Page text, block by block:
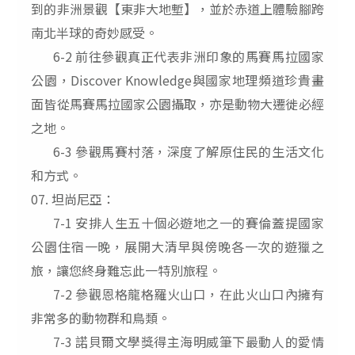
到的非洲景觀【東非大地塹】，並於赤道上體驗腳跨
南北半球的奇妙感受。
6-2 前往參觀真正代表非洲印象的馬賽馬拉國家
公園，Discover Knowledge與國家地理頻道珍貴畫
面皆從馬賽馬拉國家公園攝取，亦是動物大遷徙必經
之地。
6-3 參觀馬賽村落，深度了解原住民的生活文化
和方式。
07. 坦尚尼亞：
7-1 安排人生五十個必遊地之一的賽倫蓋提國家
公園住宿一晚，展開大清早與傍晚各一次的遊獵之
旅，讓您終身難忘此一特別旅程。
7-2 參觀恩格龍格羅火山口，在此火山口內擁有
非常多的動物群和鳥類。
7-3 諾貝爾文學獎得主海明威筆下最動人的愛情